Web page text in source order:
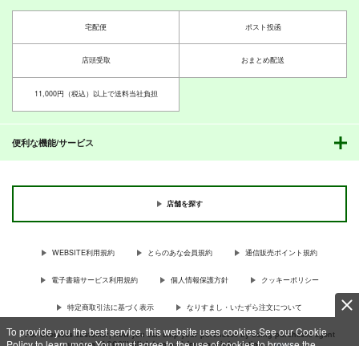
To provide you the best service, this website uses cookies.See our Cookie
宅配便 ポスト投函
店頭受取 おまとめ配送
11,000円（税込）以上で送料当社負担
便利な機能/サービス
店舗を探す
WEBSITE利用規約 とらのあな会員規約 通信販売ポイント規約
電子書籍サービス利用規約 個人情報保護方針 クッキーポリシー
特定商取引法に基づく表示 なりすまし・いたずら注文について
For Overseas customer, now you can ship your purchases by using purchases agent